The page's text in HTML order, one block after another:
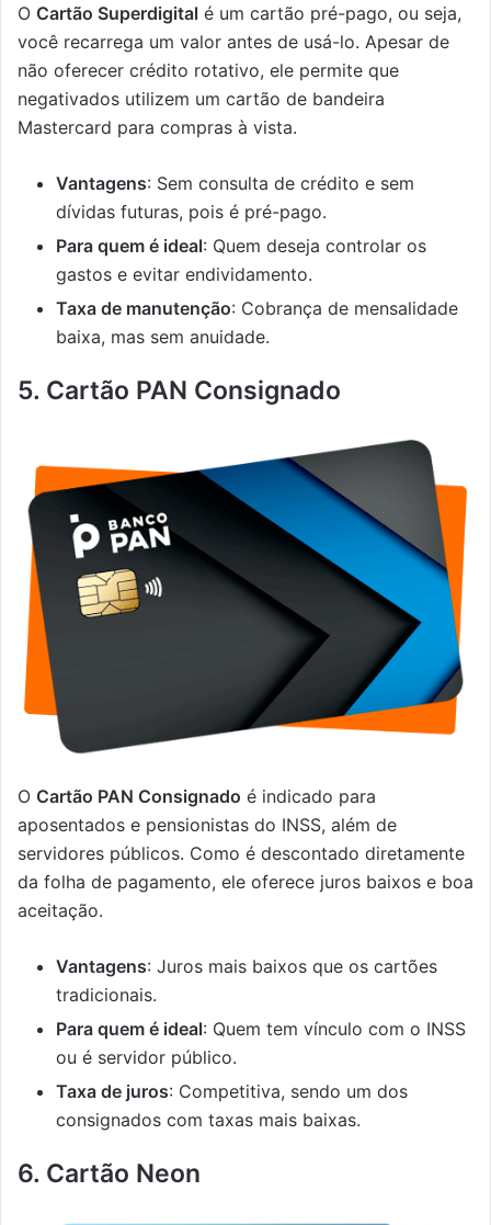
O Cartão Superdigital é um cartão pré-pago, ou seja,
você recarrega um valor antes de usá-lo. Apesar de
não oferecer crédito rotativo, ele permite que
negativados utilizem um cartão de bandeira
Mastercard para compras à vista.
Vantagens: Sem consulta de crédito e sem
dívidas futuras, pois é pré-pago.
Para quem é ideal: Quem deseja controlar os
gastos e evitar endividamento.
Taxa de manutenção: Cobrança de mensalidade
baixa, mas sem anuidade.
5. Cartão PAN Consignado
O Cartão PAN Consignado é indicado para
aposentados e pensionistas do INSS, além de
servidores públicos. Como é descontado diretamente
da folha de pagamento, ele oferece juros baixos e boa
aceitação.
Vantagens: Juros mais baixos que os cartões
tradicionais.
Para quem é ideal: Quem tem vínculo com o INSS
ou é servidor público.
Taxa de juros: Competitiva, sendo um dos
consignados com taxas mais baixas.
6. Cartão Neon